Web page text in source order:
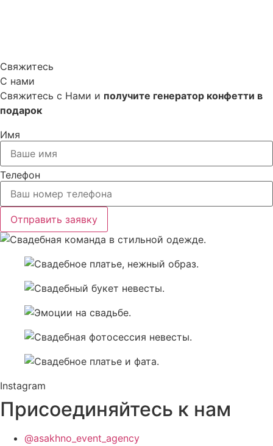
Свяжитесь
С нами
Свяжитесь с Нами и получите генератор конфетти в
подарок
Имя
Телефон
Отправить заявку
Instagram
Присоединяйтесь к нам
@asakhno_event_agency